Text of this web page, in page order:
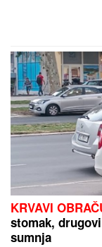
KRVAVI
stomak,
sumnja